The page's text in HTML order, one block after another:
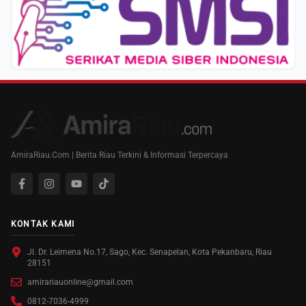
AmiraRiau.Com | Berita Riau Terkini & Informasi Terpercaya
KONTAK KAMI
Jl. Dr. Leimena No.17, Sago, Kec. Senapelan, Kota Pekanbaru, Riau
28151
amirariauonline@gmail.com
0812-7036-4999